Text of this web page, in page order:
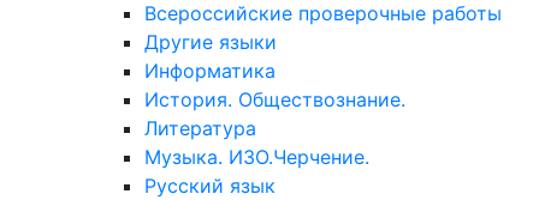
Всероссийские проверочные работы
Другие языки
Информатика
История. Обществознание.
Литература
Музыка. ИЗО.Черчение.
Русский язык